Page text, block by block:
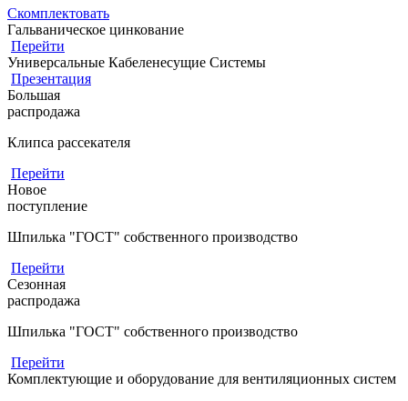
Скомплектовать
Гальваническое цинкование
Перейти
Универсальные Кабеленесущие Системы
Презентация
Большая
распродажа
Клипса рассекателя
Перейти
Новое
поступление
Шпилька "ГОСТ" собственного производство
Перейти
Сезонная
распродажа
Шпилька "ГОСТ" собственного производство
Перейти
Комплектующие и оборудование для вентиляционных систем